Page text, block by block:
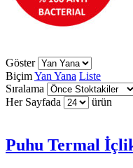
Göster
BiçimYan Yana Liste
Sıralama
Her Sayfada
ürün
Puhu Termal